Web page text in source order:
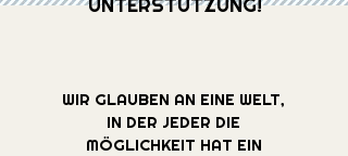
WIR GLAUBEN AN EINE WELT,
IN DER JEDER DIE
MÖGLICHKEIT HAT EIN